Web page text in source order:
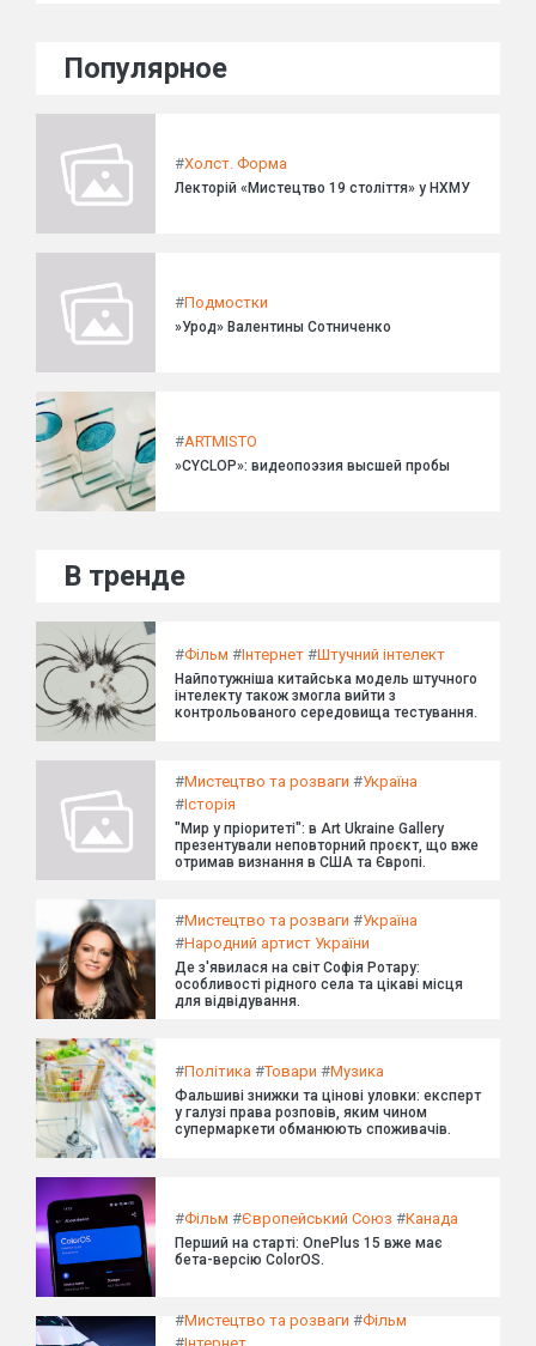
Популярное
#Холст. Форма
Лекторій «Мистецтво 19 століття» у НХМУ
#Подмостки
»Урод» Валентины Сотниченко
#ARTMISTO
»CYCLOP»: видеопоэзия высшей пробы
В тренде
#Фільм #Інтернет #Штучний інтелект
Найпотужніша китайська модель штучного
інтелекту також змогла вийти з
контрольованого середовища тестування.
#Мистецтво та розваги #Україна
#Історія
"Мир у пріоритеті": в Art Ukraine Gallery
презентували неповторний проєкт, що вже
отримав визнання в США та Європі.
#Мистецтво та розваги #Україна
#Народний артист України
Де з'явилася на світ Софія Ротару:
особливості рідного села та цікаві місця
для відвідування.
#Політика #Товари #Музика
Фальшиві знижки та цінові уловки: експерт
у галузі права розповів, яким чином
супермаркети обманюють споживачів.
#Фільм #Європейський Союз #Канада
Перший на старті: OnePlus 15 вже має
бета-версію ColorOS.
#Мистецтво та розваги #Фільм